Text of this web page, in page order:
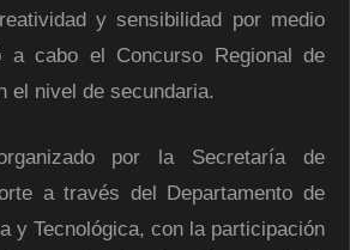
y sensibilidad por medio
cabo el Concurso Regional de
el nivel de secundaria.
por la Secretaría de
a través del Departamento de
y Tecnológica, con la participación